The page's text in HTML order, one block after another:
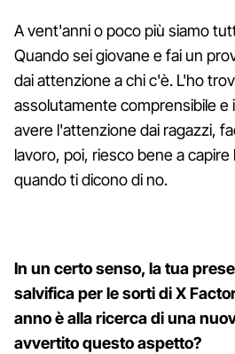
A vent'anni o poco più siamo
Quando sei giovane e fai un
dai attenzione a chi c'è. L'ho
assolutamente comprensibile e
avere l'attenzione dai ragazzi,
lavoro, poi, riesco bene a
quando ti dicono di no.
In un certo senso, la tua
salvifica per le sorti di X
anno è alla ricerca di una
avvertito questo aspetto?